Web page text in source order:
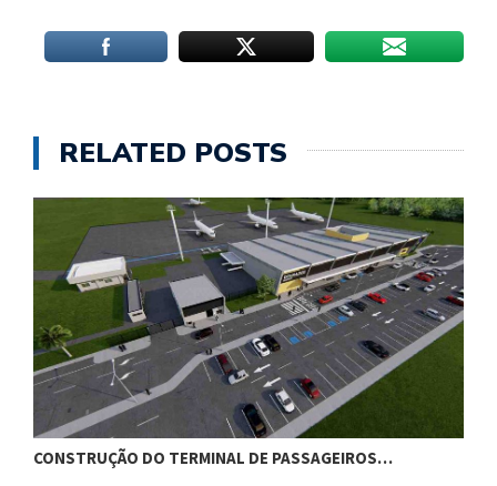
RELATED POSTS
CONSTRUÇÃO DO TERMINAL DE PASSAGEIROS…